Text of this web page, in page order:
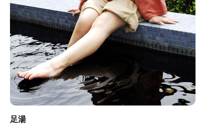
ぜひご体感下さい。
余分な皮下脂肪をきれいに排出し、肌の張り、うるおい
を保ちます。
足湯